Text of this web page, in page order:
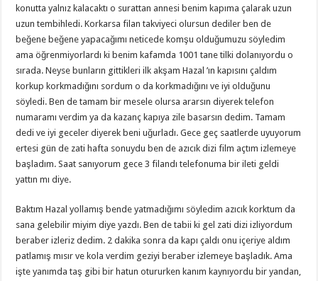
konutta yalnız kalacaktı o surattan annesi benim kapıma çalarak uzun
uzun tembihledi. Korkarsa filan takviyeci olursun dediler ben de
beğene beğene yapacağımı neticede komşu olduğumuzu söyledim
ama öğrenmiyorlardı ki benim kafamda 1001 tane tilki dolanıyordu o
sırada. Neyse bunların gittikleri ilk akşam Hazal ’ın kapısını çaldım
korkup korkmadığını sordum o da korkmadığını ve iyi olduğunu
söyledi. Ben de tamam bir mesele olursa ararsın diyerek telefon
numaramı verdim ya da kazanç kapıya zile basarsın dedim. Tamam
dedi ve iyi geceler diyerek beni uğurladı. Gece geç saatlerde uyuyorum
ertesi gün de zati hafta sonuydu ben de azıcık dizi film açtım izlemeye
başladım. Saat sanıyorum gece 3 filandı telefonuma bir ileti geldi
yattın mı diye.
Baktım Hazal yollamış bende yatmadığımı söyledim azıcık korktum da
sana gelebilir miyim diye yazdı. Ben de tabii ki gel zati dizi izliyordum
beraber izleriz dedim. 2 dakika sonra da kapı çaldı onu içeriye aldım
patlamış mısır ve kola verdim geziyi beraber izlemeye başladık. Ama
işte yanımda taş gibi bir hatun otururken kanım kaynıyordu bir yandan,